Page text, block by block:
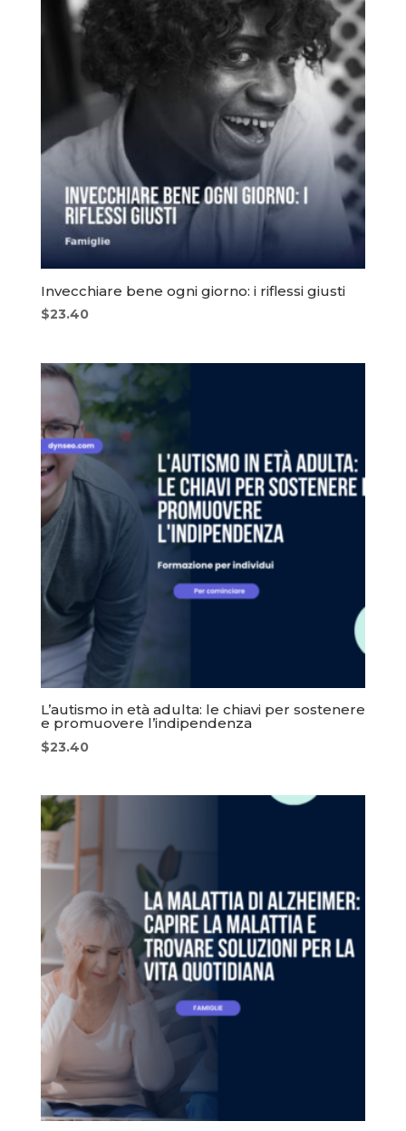
Invecchiare bene ogni giorno: i riflessi giusti
$23.40
L’autismo in età adulta: le chiavi per sostenere
e promuovere l’indipendenza
$23.40